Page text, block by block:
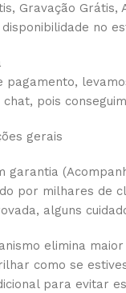
Gravação
no
pagamento,
pois
gerais
garantia
por milhares de
alguns
elimina
como se
para evitar